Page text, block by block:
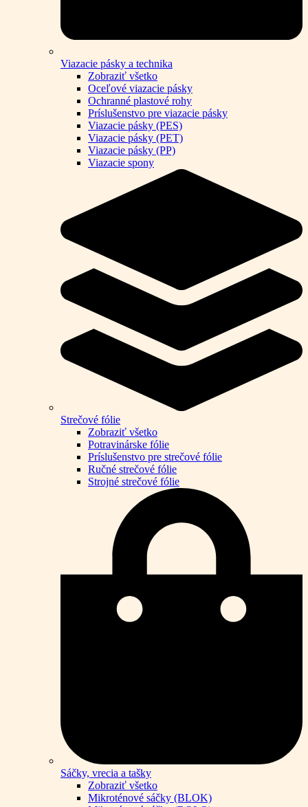
Viazacie pásky a technika
Zobraziť všetko
Oceľové viazacie pásky
Ochranné plastové rohy
Príslušenstvo pre viazacie pásky
Viazacie pásky (PES)
Viazacie pásky (PET)
Viazacie pásky (PP)
Viazacie spony
Strečové fólie
Zobraziť všetko
Potravinárske fólie
Príslušenstvo pre strečové fólie
Ručné strečové fólie
Strojné strečové fólie
Sáčky, vrecia a tašky
Zobraziť všetko
Mikroténové sáčky (BLOK)